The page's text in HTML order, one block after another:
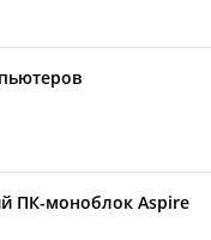
ПК-моноблок Aspire